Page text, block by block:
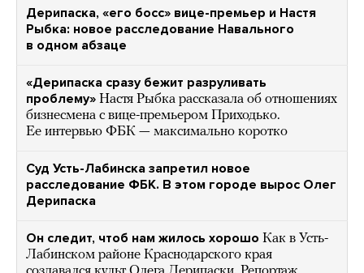
Дерипаска, «его босс» вице-премьер и Настя
Рыбка: новое расследование Навального
в одном абзаце
«Дерипаска сразу бежит разруливать
проблему» Настя Рыбка рассказала об отношениях
бизнесмена с вице-премьером Приходько.
Ее интервью ФБК — максимально коротко
Суд Усть-Лабинска запретил новое
расследование ФБК. В этом городе вырос Олег
Дерипаска
Он следит, чтоб нам жилось хорошо Как в Усть-
Лабинском районе Краснодарского края